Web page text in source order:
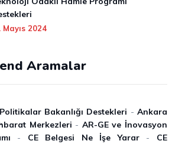
Mayıs 2024
Aramalar
Bakanlığı Destekleri -Ankara
Merkezleri - AR-GE ve İnovasyon
- CE Belgesi Ne İşe Yarar- CE